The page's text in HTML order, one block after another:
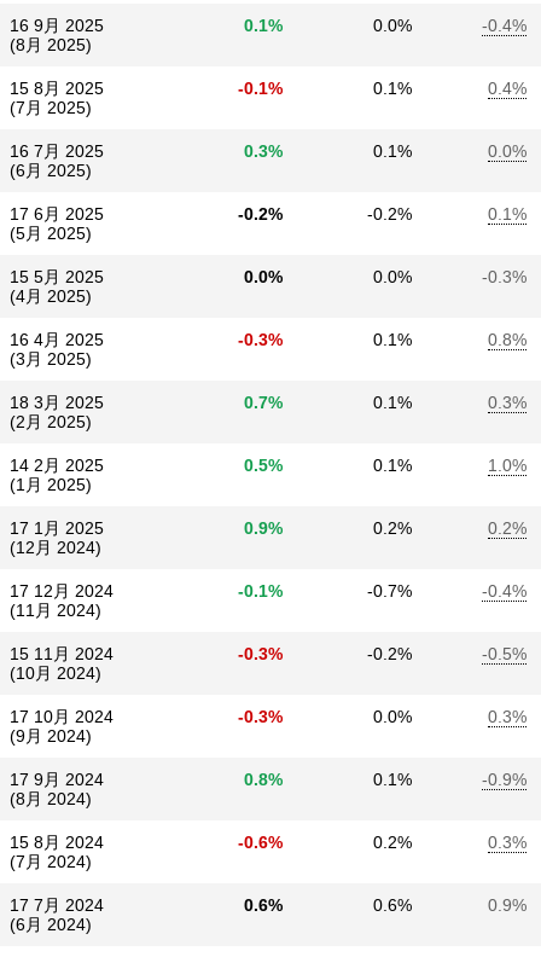
16 9月 2025
(8月 2025)
0.1% 0.0% -0.4%
15 8月 2025
(7月 2025)
-0.1% 0.1% 0.4%
16 7月 2025
(6月 2025)
0.3% 0.1% 0.0%
17 6月 2025
(5月 2025)
-0.2% -0.2% 0.1%
15 5月 2025
(4月 2025)
0.0% 0.0% -0.3%
16 4月 2025
(3月 2025)
-0.3% 0.1% 0.8%
18 3月 2025
(2月 2025)
0.7% 0.1% 0.3%
14 2月 2025
(1月 2025)
0.5% 0.1% 1.0%
17 1月 2025
(12月 2024)
0.9% 0.2% 0.2%
17 12月 2024
(11月 2024)
-0.1% -0.7% -0.4%
15 11月 2024
(10月 2024)
-0.3% -0.2% -0.5%
17 10月 2024
(9月 2024)
-0.3% 0.0% 0.3%
17 9月 2024
(8月 2024)
0.8% 0.1% -0.9%
15 8月 2024
(7月 2024)
-0.6% 0.2% 0.3%
17 7月 2024
(6月 2024)
0.6% 0.6% 0.9%